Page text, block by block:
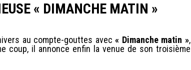
« DIMANCHE MATIN »
au compte-gouttes avec« Dimanche matin »,
coup, il annonce enfin la venue de son troisième